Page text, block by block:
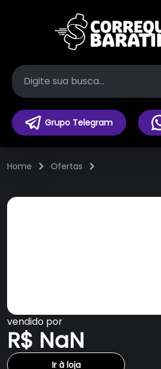
Grupo Telegram
Home Ofertas
vendido por
R$ NaN
Ir à loja